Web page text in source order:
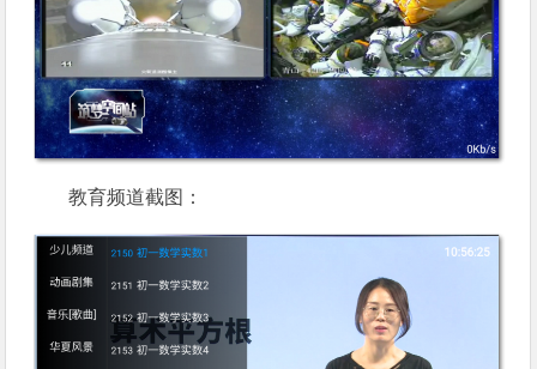
教育频道截图：